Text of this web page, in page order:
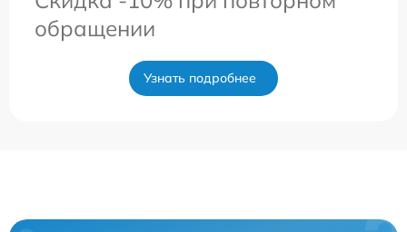
обращении
Узнать подробнее